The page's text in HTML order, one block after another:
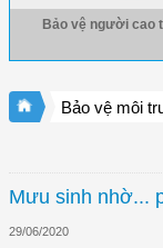
Bảo vệ người cao
Bảo vệ môi
Mưu sinh nhờ...
29/06/2020